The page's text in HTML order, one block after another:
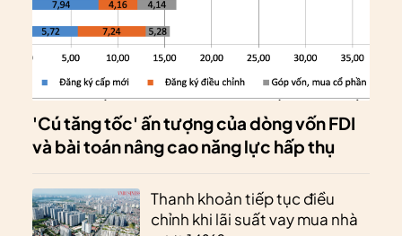
'Cú tăng tốc' ấn tượng của dòng vốn FDI
và bài toán nâng cao năng lực hấp thụ
Thanh khoản tiếp tục điều
chỉnh khi lãi suất vay mua nhà